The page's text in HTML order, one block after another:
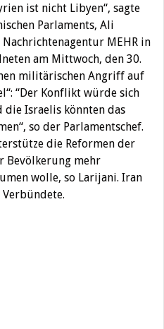
ist nicht Libyen“, sagte
Parlaments, Ali
MEHR in
am Mittwoch, den 30.
militärischen Angriff auf
“Der Konflikt würde sich
die Israelis könnten das
so der Parlamentschef.
die Reformen der
Bevölkerung mehr
wolle, so Larijani. Iran